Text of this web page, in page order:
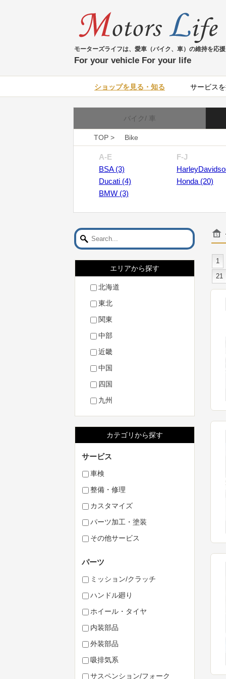
モーターズライフは、愛車（バイク、車）の維持を応援
For your vehicle For your life
ショップを見る・知る サービス
バイク/ 車
TOP > Bike
A-E
BSA (3)
Ducati (4)
BMW (3)
F-J
Honda (20)
エリアから探す
北海道
東北
関東
中部
近畿
中国
四国
九州
カテゴリから探す
サービス
車検
整備・修理
カスタマイズ
パーツ加工・塗装
その他サービス
パーツ
ミッション/クラッチ
ハンドル廻り
ホイール・タイヤ
内装部品
外装部品
吸排気系
サスペンション/フォーク
1
21